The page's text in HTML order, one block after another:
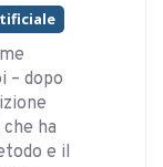
– dopo
ha
e il